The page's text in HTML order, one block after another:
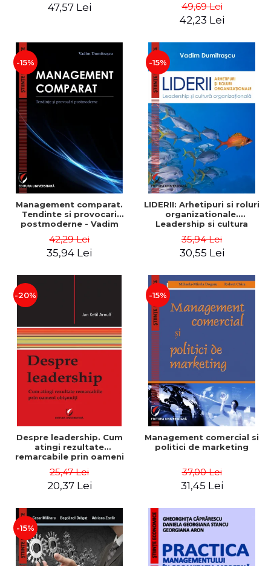
47,57 Lei
comportamentala - Vadim
Dumitrascu
49,69 Lei
42,23 Lei
-15%
Management comparat.
Tendinte si provocari
postmoderne - Vadim
42,29 Lei
35,94 Lei
-15%
LIDERII: Arhetipuri si roluri
organizationale.
Leadership si cultura
Dumitrascu
35,94 Lei
30,55 Lei
-20%
Despre leadership. Cum
atingi rezultate
remarcabile prin oameni
25,47 Lei
20,37 Lei
-15%
Management comercial si
politici de marketing
37,00 Lei
31,45 Lei
-15%